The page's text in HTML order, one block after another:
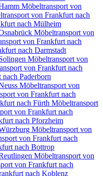
Möbeltransport von
von Frankfurt nach
nach Mülheim
Möbeltransport von
von Frankfurt nach
nach Darmstadt
Möbeltransport von
von Frankfurt nach
Paderborn
Möbeltransport von
von Frankfurt nach
nach Fürth Möbeltransport
von Frankfurt nach
nach Pforzheim
Möbeltransport von
von Frankfurt nach
nach Bottrop
Möbeltransport von
von Frankfurt nach
nach Koblenz